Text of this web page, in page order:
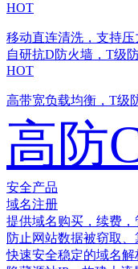
HOT
移动直连清洗，支持压
自研抗D防火墙，T级
HOT
高带宽负载均衡，T级
高防
安全产品
域名注册
提供域名购买，续费，
防止网站数据被窃取
快速安全稳定的域名解